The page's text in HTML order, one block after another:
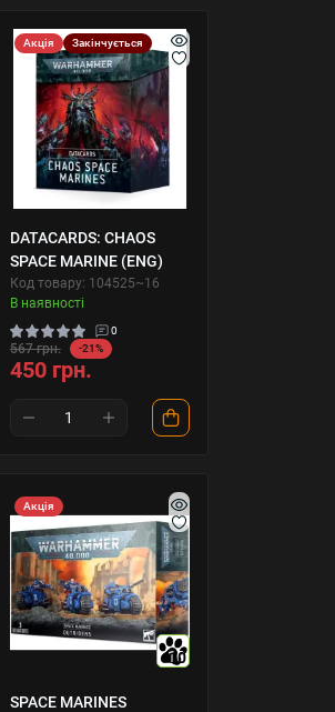
Акція Закінчується
DATACARDS: CHAOS
SPACE MARINE (ENG)
Код товару: 104525~16
В наявності
0
567 грн. -21%
450 грн.
Акція
10
SPACE MARINES